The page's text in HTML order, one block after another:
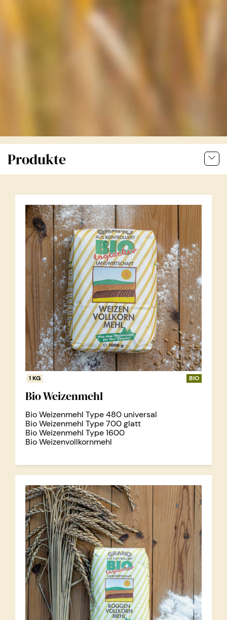
Produkte
1 KG BIO
Bio Weizenmehl
Bio Weizenmehl Type 480 universal
Bio Weizenmehl Type 700 glatt
Bio Weizenmehl Type 1600
Bio Weizenvollkornmehl